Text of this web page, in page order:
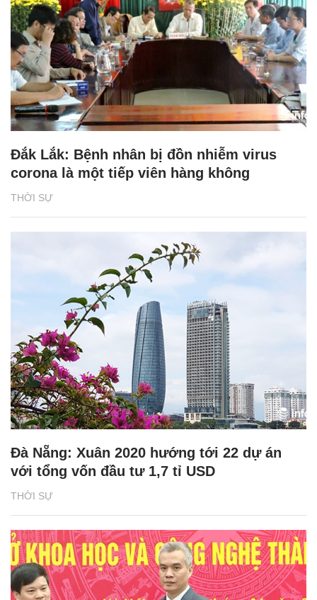
THỜI SỰ
Đắk Lắk: Bệnh nhân bị đồn nhiễm virus
corona là một tiếp viên hàng không
THỜI SỰ
Đà Nẵng: Xuân 2020 hướng tới 22 dự án
với tổng vốn đầu tư 1,7 tỉ USD